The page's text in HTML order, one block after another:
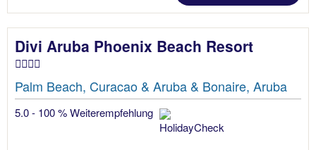
Divi Aruba Phoenix Beach Resort
Palm Beach, Curacao & Aruba & Bonaire, Aruba
5.0 - 100 % Weiterempfehlung